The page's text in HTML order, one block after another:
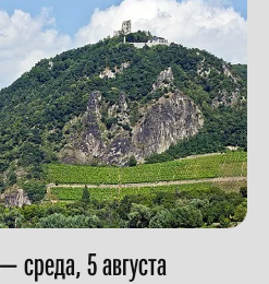
среда, 5 августа